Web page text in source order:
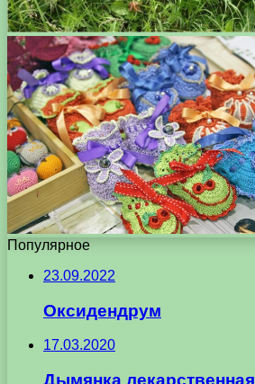
Популярное
23.09.2022
Оксидендрум
17.03.2020
Дымянка лекарственная